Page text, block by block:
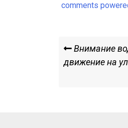
comments
по
Previous
Post
Внимание
движение на